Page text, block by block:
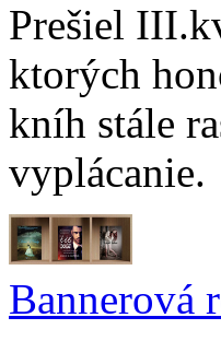
Prešiel
ktorých
kníh stále
vyplácanie.
Bannerová